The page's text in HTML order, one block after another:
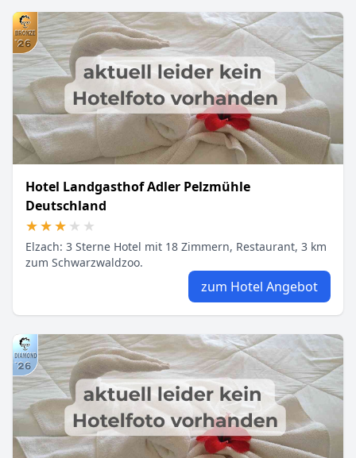
Hotel Landgasthof Adler Pelzmühle
Deutschland
★★★★★
★★★★★
Elzach: 3 Sterne Hotel mit 18 Zimmern, Restaurant, 3 km
zum Schwarzwaldzoo.
zum Hotel Angebot